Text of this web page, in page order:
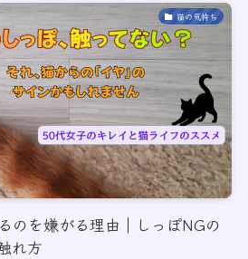
猫の気持ち
のを嫌がる理由｜しっぽNGの
れ方